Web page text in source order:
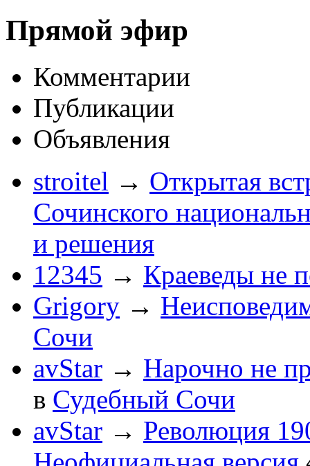
Прямой эфир
Комментарии
Публикации
Объявления
stroitel → Открытая
Сочинского
и решения
12345 → Краеведы не
Grigory →
Сочи
avStar → Нарочно не
в Судебный Сочи
avStar → Революция